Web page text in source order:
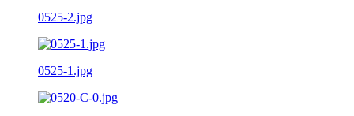
0525-2.jpg
0525-1.jpg